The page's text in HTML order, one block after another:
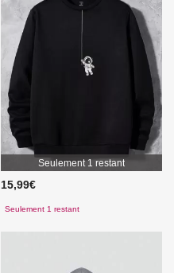
Seulement 1 restant
15,99€
Seulement 1 restant